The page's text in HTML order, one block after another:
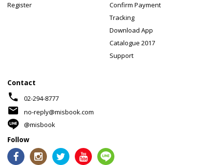
Register
Confirm Payment
Tracking
Download App
Catalogue 2017
Support
Contact
phone 02-294-8777
mail
no-reply@misbook.com
@misbook
Follow